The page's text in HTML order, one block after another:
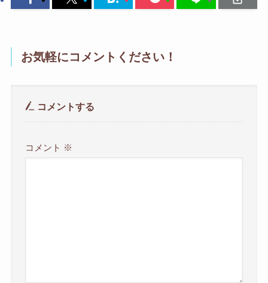
お気軽にコメントください！
コメントする
コメント ※